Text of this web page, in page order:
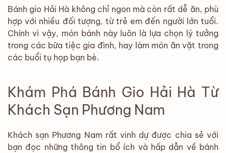
Bánh gio Hải Hà không chỉ ngon mà còn rất dễ ăn, phù
hợp với nhiều đối tượng, từ trẻ em đến người lớn tuổi.
Chính vì vậy, món bánh này luôn là lựa chọn lý tưởng
trong các bữa tiệc gia đình, hay làm món ăn vặt trong
các buổi tụ họp bạn bè.
Khám Phá Bánh Gio Hải Hà Từ
Khách Sạn Phương Nam
Khách sạn Phương Nam rất vinh dự được chia sẻ với
bạn đọc những thông tin bổ ích và hấp dẫn về bánh